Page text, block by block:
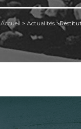
Accueil > Actualités >